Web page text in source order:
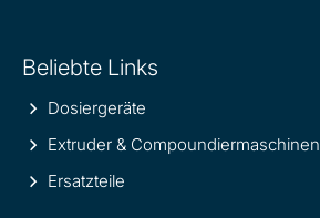
Beliebte Links
Dosiergeräte
Extruder & Compoundiermaschinen
Ersatzteile